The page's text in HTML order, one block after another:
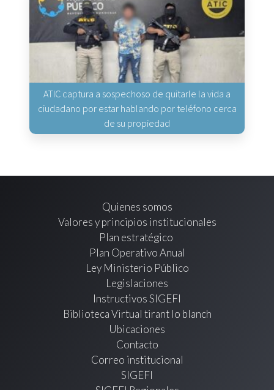
ATIC captura a sospechoso de quitarle la vida a
ciudadano por estar hablando por teléfono cerca
de su propiedad
Quienes somos
Valores y principios institucionales
Plan estratégico
Plan Operativo Anual
Ley Ministerio Público
Legislaciones
Instructivos SIGEFI
Biblioteca Virtual tirant lo blanch
Ubicaciones
Contacto
Correo institucional
SIGEFI